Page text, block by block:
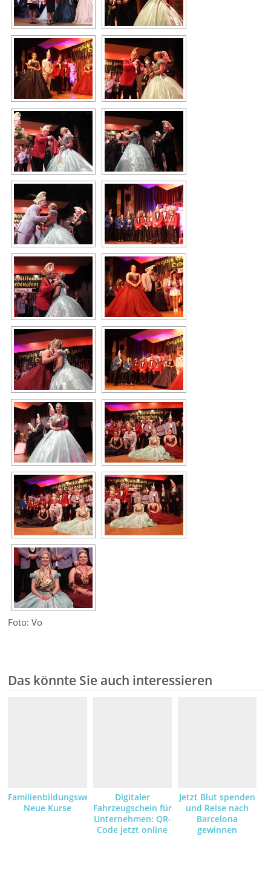
Foto: Vo
Das könnte Sie auch interessieren
Familienbildungswerk:
Neue Kurse
Digitaler
Fahrzeugschein für
Unternehmen: QR-
Code jetzt online
Jetzt Blut spenden
und Reise nach
Barcelona
gewinnen